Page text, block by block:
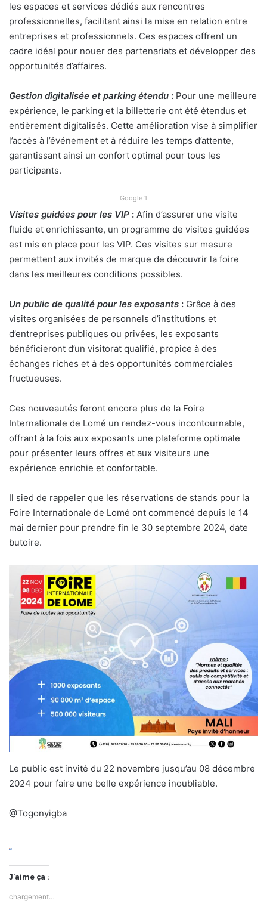
les espaces et services dédiés aux rencontres
professionnelles, facilitant ainsi la mise en relation entre
entreprises et professionnels. Ces espaces offrent un
cadre idéal pour nouer des partenariats et développer des
opportunités d’affaires.
Gestion digitalisée et parking étendu : Pour une meilleure
expérience, le parking et la billetterie ont été étendus et
entièrement digitalisés. Cette amélioration vise à simplifier
l’accès à l’événement et à réduire les temps d’attente,
garantissant ainsi un confort optimal pour tous les
participants.
Google 1
Visites guidées pour les VIP : Afin d’assurer une visite
fluide et enrichissante, un programme de visites guidées
est mis en place pour les VIP. Ces visites sur mesure
permettent aux invités de marque de découvrir la foire
dans les meilleures conditions possibles.
Un public de qualité pour les exposants : Grâce à des
visites organisées de personnels d’institutions et
d’entreprises publiques ou privées, les exposants
bénéficieront d’un visitorat qualifié, propice à des
échanges riches et à des opportunités commerciales
fructueuses.
Ces nouveautés feront encore plus de la Foire
Internationale de Lomé un rendez-vous incontournable,
offrant à la fois aux exposants une plateforme optimale
pour présenter leurs offres et aux visiteurs une
expérience enrichie et confortable.
Il sied de rappeler que les réservations de stands pour la
Foire Internationale de Lomé ont commencé depuis le 14
mai dernier pour prendre fin le 30 septembre 2024, date
butoire.
Le public est invité du 22 novembre jusqu’au 08 décembre
2024 pour faire une belle expérience inoubliable.
@Togonyigba
J’aime ça :
chargement…